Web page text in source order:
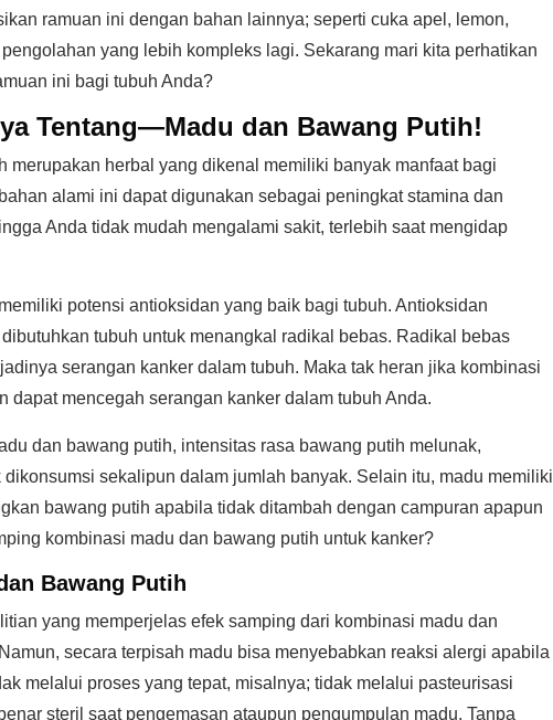
ramuan ini dengan bahan lainnya; seperti cuka apel, lemon,
yang lebih kompleks lagi. Sekarang mari kita perhatikan
ini bagi tubuh Anda?
Tentang—Madu dan Bawang Putih!
merupakan herbal yang dikenal memiliki banyak manfaat bagi
alami ini dapat digunakan sebagai peningkat stamina dan
Anda tidak mudah mengalami sakit, terlebih saat mengidap
potensi antioksidan yang baik bagi tubuh. Antioksidan
tubuh untuk menangkal radikal bebas. Radikal bebas
serangan kanker dalam tubuh. Maka tak heran jika kombinasi
dapat mencegah serangan kanker dalam tubuh Anda.
dan bawang putih, intensitas rasa bawang putih melunak,
sekalipun dalam jumlah banyak. Selain itu, madu memiliki
bawang putih apabila tidak ditambah dengan campuran apapun
kombinasi madu dan bawang putih untuk kanker?
Bawang Putih
yang memperjelas efek samping dari kombinasi madu dan
secara terpisah madu bisa menyebabkan reaksi alergi apabila
melalui proses yang tepat, misalnya; tidak melalui pasteurisasi
steril saat pengemasan ataupun pengumpulan madu. Tanpa